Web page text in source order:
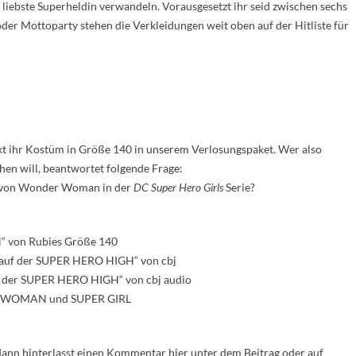
Superheldin verwandeln. Vorausgesetzt ihr seid zwischen sechs
Mottoparty stehen die Verkleidungen weit oben auf der Hitliste für
ihr Kostüm in Größe 140 in unserem Verlosungspaket. Wer also
will, beantwortet folgende Frage:
Wonder Woman in derDC Super Hero GirlsSerie?
von Rubies Größe 140
der SUPER HERO HIGH“ von cbj
SUPER HERO HIGH“ von cbj audio
und SUPER GIRL
hinterlasst einen Kommentar hier unter dem Beitrag oder auf